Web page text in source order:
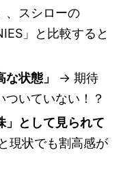
、スシローの
」と比較すると
状態」
→ 期待
いていない！？
」として見られて
現状でも割高感が